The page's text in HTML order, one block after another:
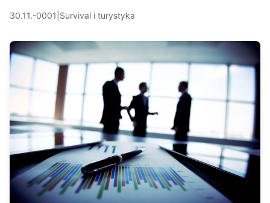
30.11.-0001 Survival i turystyka